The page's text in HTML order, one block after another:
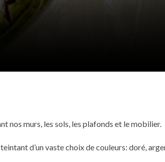
nos murs, les sols, les plafonds et le mobilier.
d’un vaste choix de couleurs: doré,